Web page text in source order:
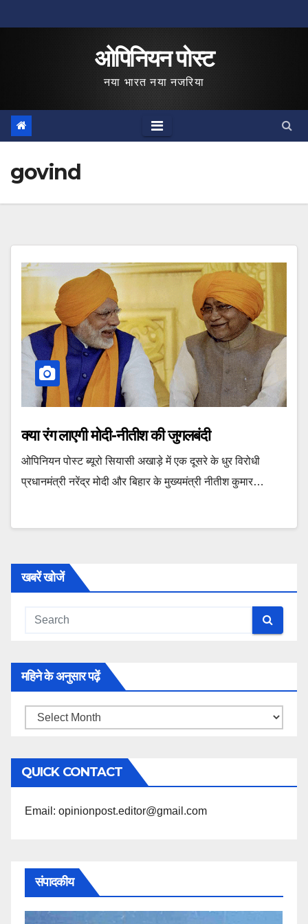
to
ओपिनियन पोस्ट
नया भारत नया नजरिया
govind
क्या रंग लाएगी मोदी-नीतीश की जुगलबंदी
ओपिनियन पोस्ट ब्यूरो सियासी अखाड़े में एक दूसरे के धुर विरोधी
प्रधानमंत्री नरेंद्र मोदी और बिहार के मुख्यमंत्री नीतीश कुमार…
खबरें खोजें
महिने के अनुसार पढ़ें
महिने
अनुसार
पढ़ें
QUICK CONTACT
Email: opinionpost.editor@gmail.com
संपादकीय